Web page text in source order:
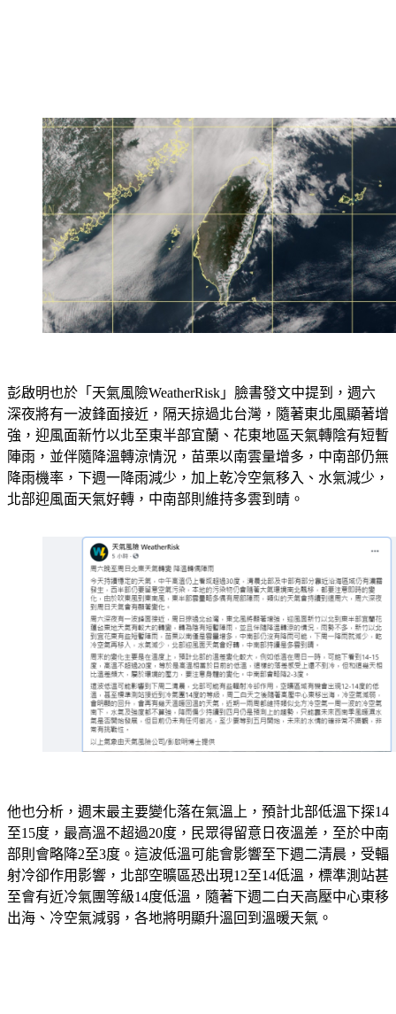
彭啟明也於「天氣風險WeatherRisk」臉書發文中提到，週六
深夜將有一波鋒面接近，隔天掠過北台灣，隨著東北風顯著增
強，迎風面新竹以北至東半部宜蘭、花東地區天氣轉陰有短暫
陣雨，並伴隨降溫轉涼情況，苗栗以南雲量增多，中南部仍無
降雨機率，下週一降雨減少，加上乾冷空氣移入、水氣減少，
北部迎風面天氣好轉，中南部則維持多雲到晴。
他也分析，週末最主要變化落在氣溫上，預計北部低溫下探14
至15度，最高溫不超過20度，民眾得留意日夜溫差，至於中南
部則會略降2至3度。這波低溫可能會影響至下週二清晨，受輻
射冷卻作用影響，北部空曠區恐出現12至14低溫，標準測站甚
至會有近冷氣團等級14度低溫，隨著下週二白天高壓中心東移
出海、冷空氣減弱，各地將明顯升溫回到溫暖天氣。